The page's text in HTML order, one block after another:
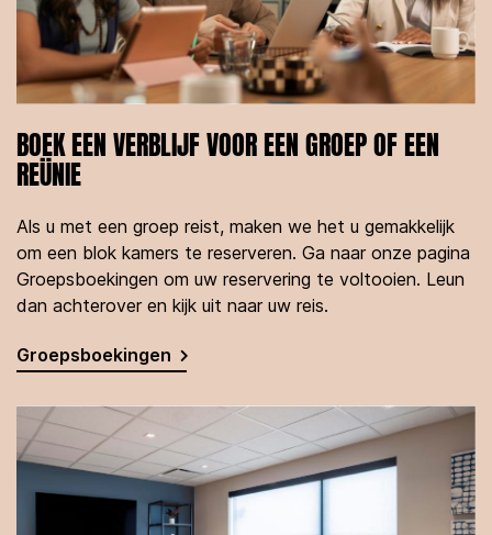
BOEK EEN VERBLIJF VOOR EEN GROEP OF EEN
REÜNIE
Als u met een groep reist, maken we het u gemakkelijk
om een blok kamers te reserveren. Ga naar onze pagina
Groepsboekingen om uw reservering te voltooien. Leun
dan achterover en kijk uit naar uw reis.
Groepsboekingen